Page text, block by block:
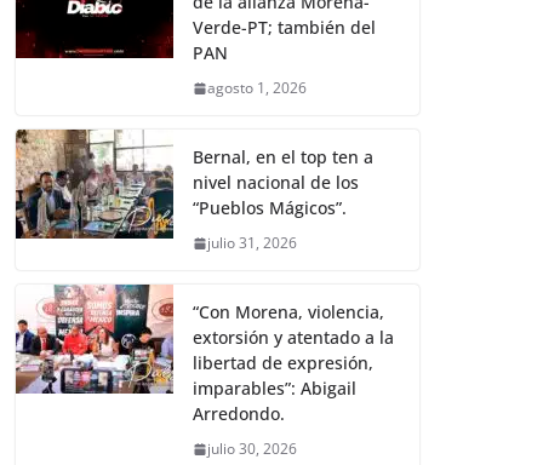
Verde-PT; también del
PAN
agosto 1, 2026
Bernal, en el top ten a
nivel nacional de los
“Pueblos Mágicos”.
julio 31, 2026
“Con Morena, violencia,
extorsión y atentado a la
libertad de expresión,
imparables”: Abigail
Arredondo.
julio 30, 2026